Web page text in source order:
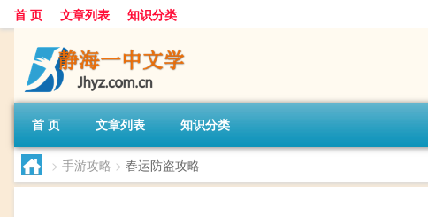
首 页 文章列表 知识分类
首 页 文章列表 知识分类
> 手游攻略 > 春运防盗攻略